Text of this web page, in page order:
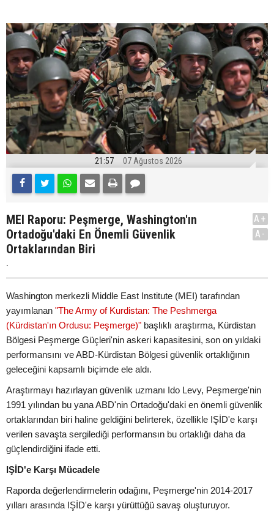
21:57 07 Ağustos 2026
MEI Raporu: Peşmerge, Washington'ın
Ortadoğu'daki En Önemli Güvenlik
Ortaklarından Biri
.
A+
A-
Washington merkezli Middle East Institute (MEI) tarafından
yayımlanan "The Army of Kurdistan: The Peshmerga
(Kürdistan'ın Ordusu: Peşmerge)" başlıklı araştırma, Kürdistan
Bölgesi Peşmerge Güçleri'nin askeri kapasitesini, son on yıldaki
performansını ve ABD-Kürdistan Bölgesi güvenlik ortaklığının
geleceğini kapsamlı biçimde ele aldı.
Araştırmayı hazırlayan güvenlik uzmanı Ido Levy, Peşmerge'nin
1991 yılından bu yana ABD'nin Ortadoğu'daki en önemli güvenlik
ortaklarından biri haline geldiğini belirterek, özellikle IŞİD'e karşı
verilen savaşta sergilediği performansın bu ortaklığı daha da
güçlendirdiğini ifade etti.
IŞİD'e Karşı Mücadele
Raporda değerlendirmelerin odağını, Peşmerge'nin 2014-2017
yılları arasında IŞİD'e karşı yürüttüğü savaş oluşturuyor.